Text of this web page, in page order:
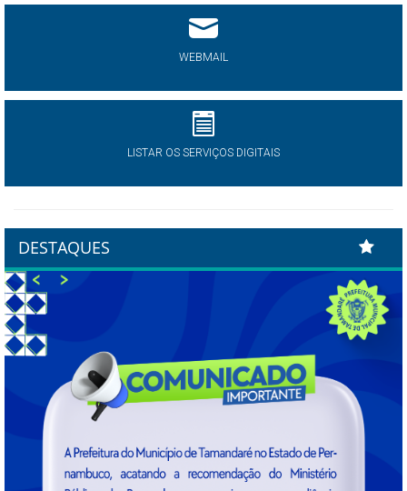
WEBMAIL
LISTAR OS SERVIÇOS DIGITAIS
DESTAQUES